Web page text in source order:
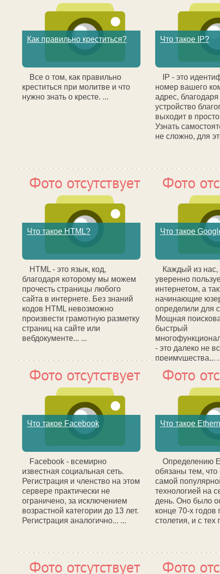
Как правильно креститься?
Все о том, как правильно
креститься при молитве и что
нужно знать о кресте. ...
Что такое IP?
IP - это
номер вашего
адрес,
устройство
выходит в
Узнать
не сложно, для
Что такое HTML?
HTML - это язык, код,
благодаря которому мы можем
прочесть страницы любого
сайта в интернете. Без знаний
кодов HTML невозможно
произвести грамотную разметку
страниц на сайте или
вебдокументе... ...
Что такое
Каждый из нас,
уверенно
интернетом, а
начинающие
определили для
Мощная
быстрый
- это далеко не
преимущества...
Что такое Facebook
Facebook - всемирно
известная социальная сеть.
Регистрация и членство на этом
сервере практически не
ограничено, за исключением
возрастной категории до 13 лет.
Регистрация аналогично... ...
Что такое
Определению
обязаны тем, что
самой
технологией на
день. Оно было
конце 70-х годов
столетия, и с тех